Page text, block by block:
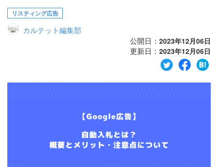
代理店の乗り換えをお考えの方
広告代理店・HP制作会社様へ
リスティング広告
カルテット編集部
公開日： 2023年12月06日
更新日： 2023年12月06日